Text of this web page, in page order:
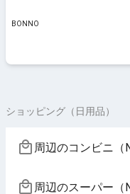
BONNO
ショッピング（日用品）
周辺のコンビニ（
周辺のスーパー（